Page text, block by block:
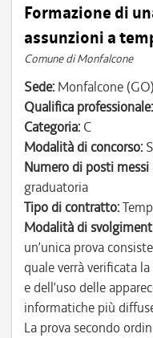
Formazione di
assunzioni a
Comune di Monfalcone
Sede: Monfalcone (GO)
Qualifica professionale:
Categoria: C
Modalità di concorso:
Numero di posti messi
graduatoria
Tipo di contratto:
Modalità di
un’unica prova
quale verrà verificata
e dell’uso delle
informatiche più
La prova secondo